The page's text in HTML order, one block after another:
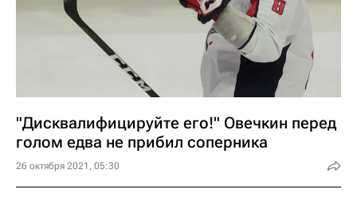
"Дисквалифицируйте его!" Овечкин перед
голом едва не прибил соперника
26 октября 2021, 05:30